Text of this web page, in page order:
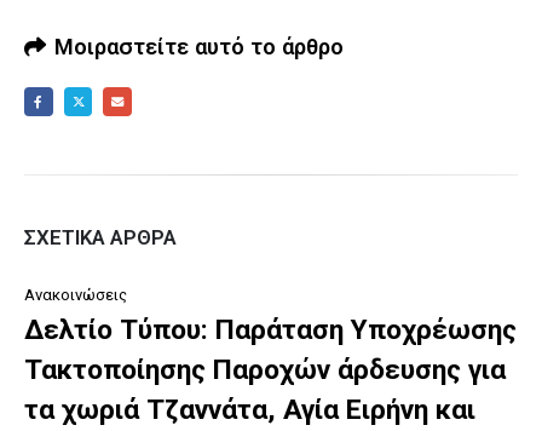
Μοιραστείτε αυτό το άρθρο
ΣΧΕΤΙΚΆ ΆΡΘΡΑ
Ανακοινώσεις
Δελτίο Τύπου: Παράταση Υποχρέωσης
Τακτοποίησης Παροχών άρδευσης για
τα χωριά Τζαννάτα, Αγία Ειρήνη και